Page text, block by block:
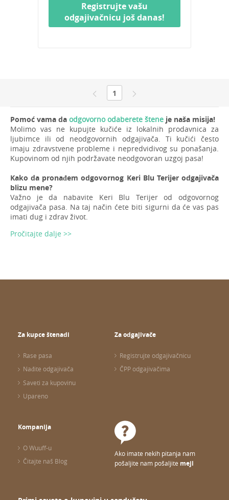
Registrujte vašu
odgajivačnicu još danas!
1
Pomoć vama da odgovorno odaberete štene je naša misija!
Molimo vas ne kupujte kučiće iz lokalnih prodavnica za
ljubimce ili od neodgovornih odgajivača. Ti kučići često
imaju zdravstvene probleme i nepredvidivog su ponašanja.
Kupovinom od njih podržavate neodgovoran uzgoj pasa!
Kako da pronađem odgovornog Keri Blu Terijer odgajivača
blizu mene?
Važno je da nabavite Keri Blu Terijer od odgovornog
odgajivača pasa. Na taj način ćete biti sigurni da će vas pas
imati dug i zdrav život.
Pročitajte dalje >>
Za kupce štenadi
Rase pasa
Nađite odgajivača
Saveti za kupovinu
Upareno
Za odgajivače
Registrujte odgajivačnicu
ČPP odgajivačima
Kompanija
O Wuuff-u
Čitajte naš Blog
Ako imate nekih pitanja nam
pošaljite nam pošaljite mejl